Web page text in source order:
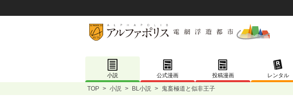
小説 公式漫画 投稿漫画 レンタル
TOP > 小説 > BL小説 > 鬼畜極道と似非王子